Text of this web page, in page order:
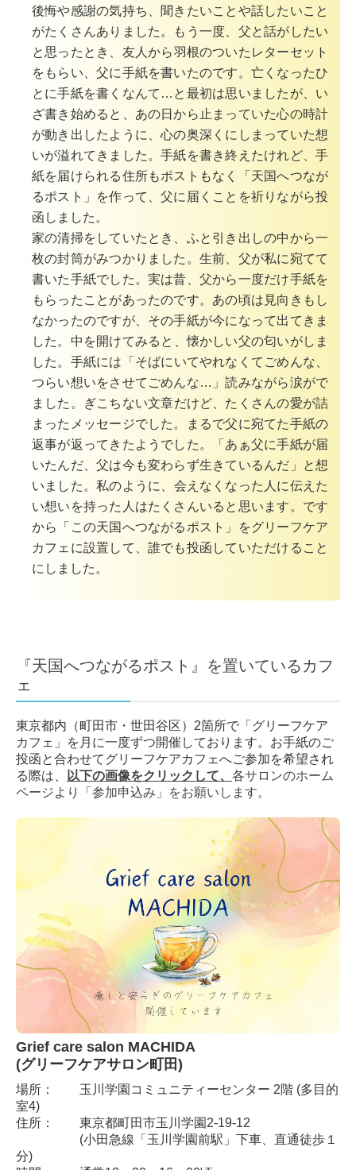
後悔や感謝の気持ち、聞きたいことや話したいこと
がたくさんありました。もう一度、父と話がしたい
と思ったとき、 友人から羽根のついたレターセット
をもらい、父に手紙を書いたのです。亡くなったひ
とに手紙を書くなんて…と最初は思いましたが、い
ざ書き始めると、あの日から止まっていた心の時計
が動き出したように、心の奥深くにしまっていた想
いが溢れてきました。手紙を書き終えたけれど、手
紙を届けられる住所もポストもなく「天国へつなが
るポスト」を作って、父に届くことを祈りながら投
函しました。
家の清掃をしていたとき、ふと引き出しの中から一
枚の封筒がみつかりました。生前、父が私に宛てて
書いた手紙でした。実は昔、父から一度だけ手紙を
もらったことがあったのです。あの頃は見向きもし
なかったのですが、その手紙が今になって出てきま
した。 中を開けてみると、懐かしい父の匂いがしま
した。手紙には 「そばにいてやれなくてごめんな、
つらい想いをさせてごめんな…」読みながら涙がで
ました。
ぎこちない文章だけど、たくさんの愛が詰
まったメッセージでした。
まるで父に宛てた手紙の
返事が返ってきたようでした。
「あぁ父に手紙が届
いたんだ、父は今も変わらず生きているんだ」と想
いました。私のように、会えなくなった人に伝えた
い想いを持った人はたくさんいると思います。です
から「この天国へつながるポスト」をグリーフケア
カフェに設置して、誰でも投函していただけること
にしました。
『天国へつながるポスト』を置いているカフ
ェ
東京都内（町田市・世田谷区）2箇所で「グリーフケア
カフェ」を月に一度ずつ開催しております。 お手紙のご
投函と合わせてグリーフケアカフェへご参加を希望され
る際は、
以下の画像をクリックして、 各サロンのホーム
ページより「 参加申込み」をお願いします。
Grief care salon MACHIDA
(グリーフケアサロン町田)
場所： 玉川学園コミュニティーセンター 2階 (多目的
室4)
住所： 東京都町田市玉川学園2‐19‐12
(小田急線「玉川学園前駅」下車、直通徒歩１
分)